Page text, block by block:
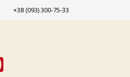
+38 (093) 300-75-33